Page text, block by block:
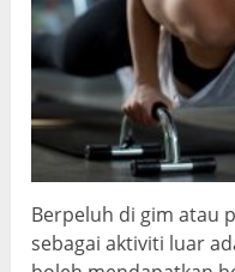
Berpeluh di gim atau
sebagai aktiviti luar